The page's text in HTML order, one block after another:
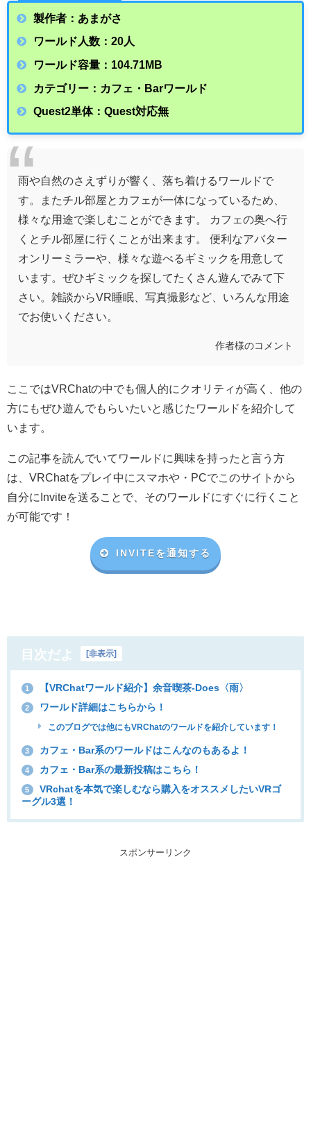
製作者：あまがさ
ワールド人数：20人
ワールド容量：104.71 MB
カテゴリー：カフェ・Barワールド
Quest2単体：Quest対応無
雨や自然のさえずりが響く、落ち着けるワールドで
す。またチル部屋とカフェが一体になっているため、
様々な用途で楽しむことができます。 カフェの奥へ行
くとチル部屋に行くことが出来ます。 便利なアバター
オンリーミラーや、様々な遊べるギミックを用意して
います。ぜひギミックを探してたくさん遊んでみて下
さい。雑談からVR睡眠、写真撮影など、いろんな用途
でお使いください。
作者様のコメント
ここではVRChatの中でも個人的にクオリティが高く、他の
方にもぜひ遊んでもらいたいと感じたワールドを紹介して
います。
この記事を読んでいてワールドに興味を持ったと言う方
は、VRChatをプレイ中にスマホや・ PCでこのサイトから
自分に Inviteを送ることで、そのワールドにすぐに行くこと
が可能です！
INVITEを通知する
目次だよ [非表示]
1 【VRChatワールド紹介】余音喫茶-Does〈雨〉
2 ワールド詳細はこちらから！
このブログでは他にもVRChatのワールドを紹介しています！
3 カフェ・Bar系のワールドはこんなのもあるよ！
4 カフェ・Bar系の最新投稿はこちら！
5
VRchatを本気で楽しむなら購入をオススメしたいVRゴ
ーグル3選！
スポンサーリンク